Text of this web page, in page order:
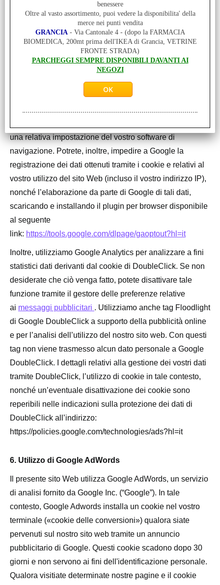
eccezionali. Google utilizzerà tali informazioni per conto
del gestore del presente sito Web allo scopo di
analizzare il vostro utilizzo del sito, per redigere dei
rapporti sulle attività del sito e per erogare al gestore del
sito Web ulteriori servizi correlati all’utilizzo del sito e di
nell’ambito di Google Analytics non verrà ricollegato ad
una relativa impostazione del vostro software di
navigazione. Potrete, inoltre, impedire a Google la
registrazione dei dati ottenuti tramite i cookie e relativi al
vostro utilizzo del sito Web (incluso il vostro indirizzo IP),
nonché l’elaborazione da parte di Google di tali dati,
scaricando e installando il plugin per browser disponibile
al seguente
link: https://tools.google.com/dlpage/gaoptout?hl=it
Inoltre, utilizziamo Google Analytics per analizzare a fini
statistici dati derivanti dal cookie di DoubleClick. Se non
desiderate che ciò venga fatto, potete disattivare tale
funzione tramite il gestore delle preferenze relative
ai messaggi pubblicitari . Utilizziamo anche tag Floodlight
di Google DoubleClick a supporto della pubblicità online
e per l’analisi dell’utilizzo del nostro sito web. Con questi
tag non viene trasmesso alcun dato personale a Google
DoubleClick. I dettagli relativi alla gestione dei vostri dati
tramite DoubleClick, l’utilizzo di cookie in tale contesto,
nonché un’eventuale disattivazione dei cookie sono
reperibili nelle indicazioni sulla protezione dei dati di
DoubleClick all’indirizzo:
https://policies.google.com/technologies/ads?hl=it
6. Utilizzo di Google AdWords
Il presente sito Web utilizza Google AdWords, un servizio
di analisi fornito da Google Inc. (“Google”). In tale
contesto, Google Adwords installa un cookie nel vostro
terminale («cookie delle conversioni») qualora siate
pervenuti sul nostro sito web tramite un annuncio
pubblicitario di Google. Questi cookie scadono dopo 30
giorni e non servono ai fini dell'identificazione personale.
Qualora visitiate determinate nostre pagine e il cookie
benessere
Oltre al vasto assortimento, puoi vedere la disponibilita' della
merce nei punti vendita
GRANCIA- Via Cantonale 4 - (dopo la FARMACIA
BIOMEDICA, 200mt prima dell'IKEA di Grancia, VETRINE
FRONTE STRADA)
PARCHEGGI SEMPRE DISPONIBILI DAVANTI AI
NEGOZI